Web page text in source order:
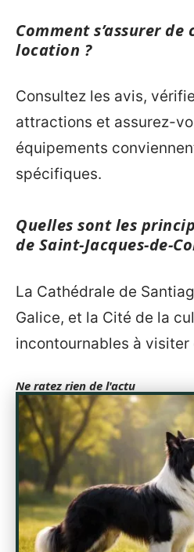
Comment s’assurer
location ?
Consultez les avis,
attractions et assurez-
équipements
spécifiques.
Quelles sont les
de Saint-Jacques-de-
La Cathédrale de
Galice, et la Cité de la
incontournables à
Ne ratez rien de l'actu